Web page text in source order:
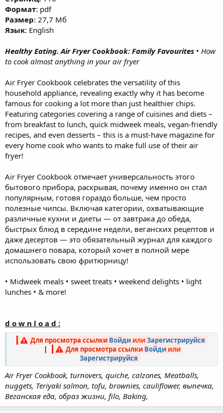
Формат: pdf
Размер: 27,7 Мб
Язык: English
Healthy Eating. Air Fryer Cookbook: Family Favourites • How
to cook almost anything in your air fryer
Air Fryer Cookbook celebrates the versatility of this
household appliance, revealing exactly why it has become
famous for cooking a lot more than just healthier chips.
Featuring categories covering a range of cuisines and diets –
from breakfast to lunch, quick midweek meals, vegan-friendly
recipes, and even desserts – this is a must-have magazine for
every home cook who wants to make full use of their air
fryer!
Air Fryer Cookbook отмечает универсальность этого
бытового прибора, раскрывая, почему именно он стал
популярным, готовя гораздо больше, чем просто
полезные чипсы. Включая категории, охватывающие
различные кухни и диеты — от завтрака до обеда,
быстрых блюд в середине недели, веганских рецептов и
даже десертов — это обязательный журнал для каждого
домашнего повара, который хочет в полной мере
использовать свою фритюрницу!
• Midweek meals • sweet treats • weekend delights • light
lunches • & more!
d o w n l o a d :
Для просмотра ссылки Войди илиЗарегистрируйся
|
Для просмотра ссылки Войди или
Зарегистрируйся
Air Fryer Cookbook, turnovers, quiche, calzones, Meatballs,
nuggets, Teriyaki salmon, tofu, brownies, cauliflower, выпечка,
Веганская еда, образ жизни, filo, Baking,